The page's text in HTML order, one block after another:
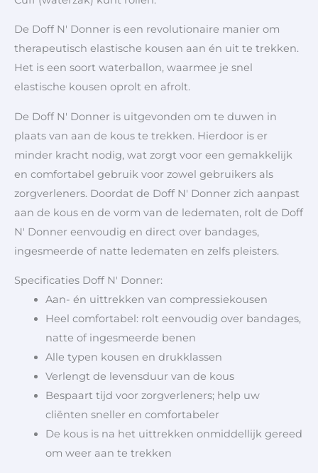
De Doff N' Donner is een revolutionaire manier om
therapeutisch elastische kousen aan én uit te trekken.
Het is een soort waterballon, waarmee je snel
elastische kousen oprolt en afrolt.
De Doff N' Donner is uitgevonden om te duwen in
plaats van aan de kous te trekken. Hierdoor is er
minder kracht nodig, wat zorgt voor een gemakkelijk
en comfortabel gebruik voor zowel gebruikers als
zorgverleners. Doordat de Doff N' Donner zich aanpast
aan de kous en de vorm van de ledematen, rolt de Doff
N' Donner eenvoudig en direct over bandages,
ingesmeerde of natte ledematen en zelfs pleisters.
Specificaties Doff N' Donner:
Aan- én uittrekken van compressiekousen
Heel comfortabel: rolt eenvoudig over bandages,
natte of ingesmeerde benen
Alle typen kousen en drukklassen
Verlengt de levensduur van de kous
Bespaart tijd voor zorgverleners; help uw
cliënten sneller en comfortabeler
De kous is na het uittrekken onmiddellijk gereed
om weer aan te trekken